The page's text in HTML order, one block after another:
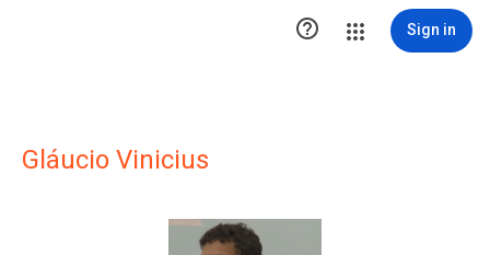
 Sign in
Gláucio Vinicius